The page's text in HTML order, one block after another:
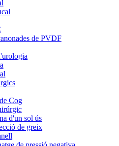
de PVDF
Cog
d'un sol ús
de greix